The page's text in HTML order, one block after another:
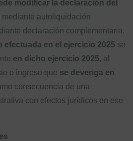
modificar la declaración del
mediante autoliquidación
declaración complementaria.
efectuada en el ejercicio 2025 se
en dicho ejercicio 2025, al
o ingreso que se devenga en
consecuencia de una
con efectos jurídicos en ese